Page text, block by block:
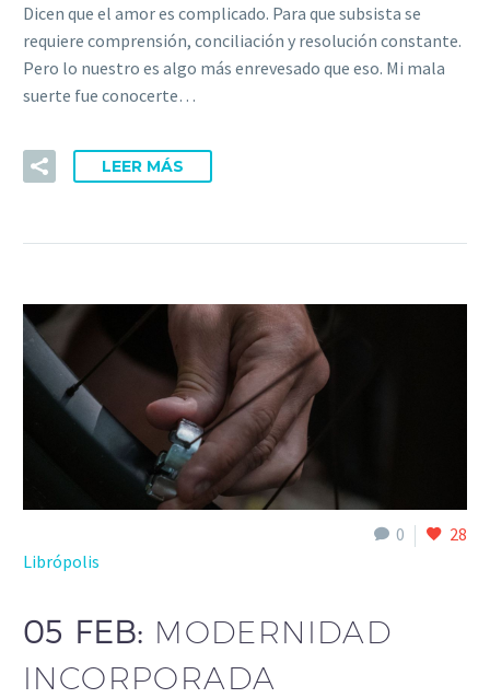
Dicen que el amor es complicado. Para que subsista se
requiere comprensión, conciliación y resolución constante.
Pero lo nuestro es algo más enrevesado que eso. Mi mala
suerte fue conocerte…
LEER MÁS
0
28
Librópolis
05 FEB: MODERNIDAD
INCORPORADA